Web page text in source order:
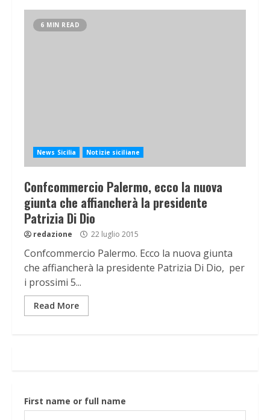
6 MIN READ
News Sicilia Notizie siciliane
Confcommercio Palermo, ecco la nuova
giunta che affiancherà la presidente
Patrizia Di Dio
redazione 22 luglio 2015
Confcommercio Palermo. Ecco la nuova giunta
che affiancherà la presidente Patrizia Di Dio, per
i prossimi 5...
Read More
First name or full name